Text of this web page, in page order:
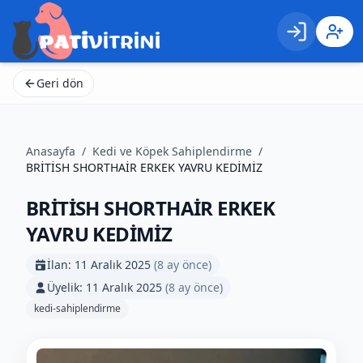
Giriş Kayıt
Geri dön
Anasayfa / Kedi ve Köpek Sahiplendirme /
BRİTİSH SHORTHAİR ERKEK YAVRU KEDİMİZ
BRİTİSH SHORTHAİR ERKEK
YAVRU KEDİMİZ
İlan: 11 Aralık 2025 (8 ay önce)
Üyelik: 11 Aralık 2025 (8 ay önce)
kedi-sahiplendirme